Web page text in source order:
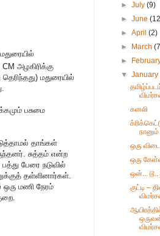
அழகிரிக்கு
மதுரையில்
பசுமை
தாங்கள்
சுத்தம் என்ற
பேரை நடுவில்
தள்ளினார்கள்.
மணி நேரம்
►July(9)
►June
►April(2)
►
March
►
▼January
கனலி
நானும்
ஒரு விடை
ஒரு
ஒன்... டூ..
குட்டி –